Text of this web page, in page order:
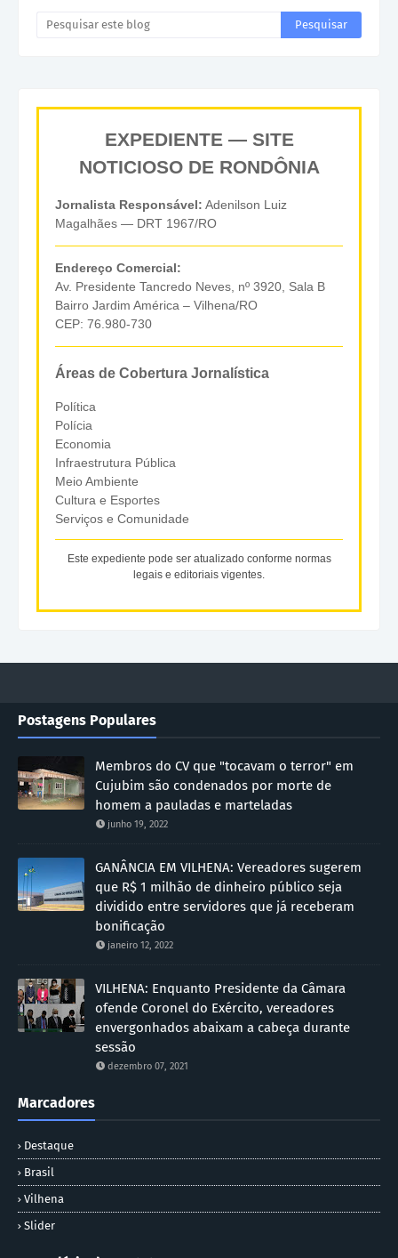
EXPEDIENTE — SITE
NOTICIOSO DE RONDÔNIA
Jornalista Responsável: Adenilson Luiz
Magalhães — DRT 1967/RO
Endereço Comercial:
Av. Presidente Tancredo Neves, nº 3920, Sala B
Bairro Jardim América – Vilhena/RO
CEP: 76.980-730
Áreas de Cobertura Jornalística
Política
Polícia
Economia
Infraestrutura Pública
Meio Ambiente
Cultura e Esportes
Serviços e Comunidade
Este expediente pode ser atualizado conforme normas
legais e editoriais vigentes.
Postagens Populares
Membros do CV que "tocavam o terror" em
Cujubim são condenados por morte de
homem a pauladas e marteladas
junho 19, 2022
GANÂNCIA EM VILHENA: Vereadores sugerem
que R$ 1 milhão de dinheiro público seja
dividido entre servidores que já receberam
bonificação
janeiro 12, 2022
VILHENA: Enquanto Presidente da Câmara
ofende Coronel do Exército, vereadores
envergonhados abaixam a cabeça durante
sessão
dezembro 07, 2021
Marcadores
Destaque
Brasil
Vilhena
Slider